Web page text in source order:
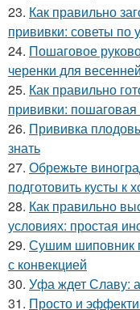
23. Как правильно
прививки: советы
24. Пошаговое
черенки для
25. Как правильно
прививки: пошаговая
26. Прививка
знать
27. Обрежьте
подготовить кусты к
28. Как правильно
условиях: простая
29. Сушим шиповник
с конвекцией
30. Уфа ждет Славу:
31. Просто и